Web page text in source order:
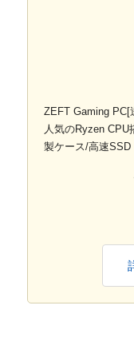
ZEFT Gaming PC[
人気のRyzen
製ケース/高速SSD